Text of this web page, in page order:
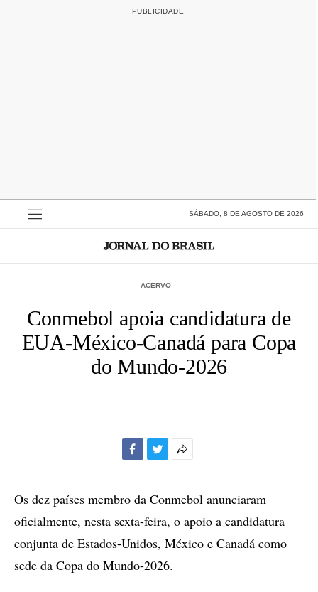
SÁBADO, 8 DE AGOSTO DE 2026
ACERVO
Conmebol apoia candidatura de
EUA-México-Canadá para Copa
do Mundo-2026
compartilhamento
Os dez países membro da Conmebol anunciaram
oficialmente, nesta sexta-feira, o apoio a candidatura
conjunta de Estados-Unidos, México e Canadá como
sede da Copa do Mundo-2026.